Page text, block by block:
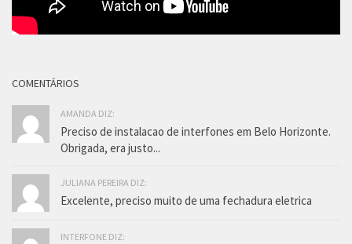
COMENTÁRIOS
AMANDA DIZ:
Preciso de instalacao de interfones em Belo Horizonte.
Obrigada, era justo...
JULIANA PEREIRA DIZ:
Excelente, preciso muito de uma fechadura eletrica
INTERFONE DIZ: